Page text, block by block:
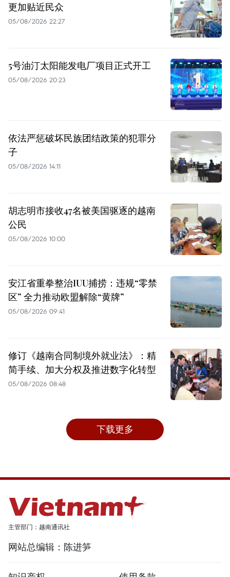
更加贴近民众
05/08/2026 22:27
5号油汀太阳能发电厂项目正式开工
05/08/2026 20:23
依法严惩破坏民族团结政策的犯罪分
子
05/08/2026 14:11
胡志明市接收47名被美国驱逐的越南
公民
05/08/2026 10:00
安江省重拳整治IUU捕捞：违规“零禁
区” 全力推动欧盟解除“黄牌”
05/08/2026 09:41
修订《越南合同制境外就业法》：精
简手续、加大分权及推进数字化转型
05/08/2026 08:48
下载更多
主管部门：越南通讯社
网站总编辑：陈进笋